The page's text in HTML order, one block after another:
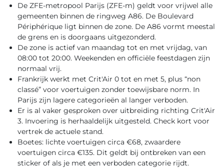
De ZFE-metropool Parijs (ZFE-m) geldt voor vrijwel alle
gemeenten binnen de ringweg A86. De Boulevard
Périphérique ligt binnen de zone. De A86 vormt meestal
de grens en is doorgaans uitgezonderd.
De zone is actief van maandag tot en met vrijdag, van
08:00 tot 20:00. Weekenden en officiële feestdagen zijn
normaal vrij.
Frankrijk werkt met Crit'Air 0 tot en met 5, plus “non
classé” voor voertuigen zonder toewijsbare norm. In
Parijs zijn lagere categorieën al langer verboden.
Er is al vaker gesproken over uitbreiding richting Crit'Air
3. Invoering is herhaaldelijk uitgesteld. Check kort voor
vertrek de actuele stand.
Boetes: lichte voertuigen circa €68, zwaardere
voertuigen circa €135. Dit geldt bij ontbreken van een
sticker of als je met een verboden categorie rijdt.